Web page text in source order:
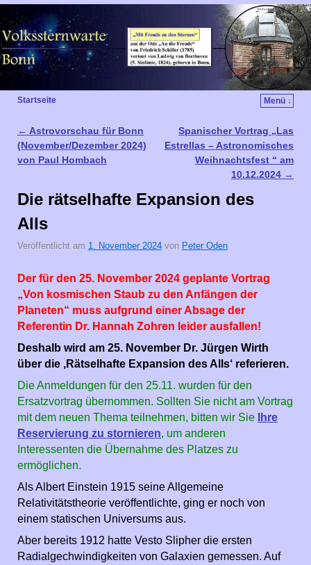
Startseite Menü ↓
Artikelnavigation
← Astrovorschau für Bonn
(November/Dezember 2024)
von Paul Hombach
Spanischer Vortrag „Las
Estrellas – Astronomisches
Weihnachtsfest “ am
10.12.2024 →
Die rätselhafte Expansion des
Alls
Veröffentlicht am 1. November 2024 von Peter Oden
Der für den 25. November 2024 geplante Vortrag
„Von kosmischen Staub zu den Anfängen der
Planeten“ muss aufgrund einer Absage der
Referentin Dr. Hannah Zohren leider ausfallen!
Deshalb wird am 25. November Dr. Jürgen Wirth
über die ‚Rätselhafte Expansion des Alls‘ referieren.
Die Anmeldungen für den 25.11. wurden für den
Ersatzvortrag übernommen. Sollten Sie nicht am Vortrag
mit dem neuen Thema teilnehmen, bitten wir Sie
Ihre
Reservierung zu stornieren, um anderen
Interessenten die Übernahme des Platzes zu
ermöglichen.
Als Albert Einstein 1915 seine Allgemeine
Relativitätstheorie veröffentlichte, ging er noch von
einem statischen Universums aus.
Aber bereits 1912 hatte Vesto Slipher die ersten
Radialgechwindigkeiten von Galaxien gemessen. Auf